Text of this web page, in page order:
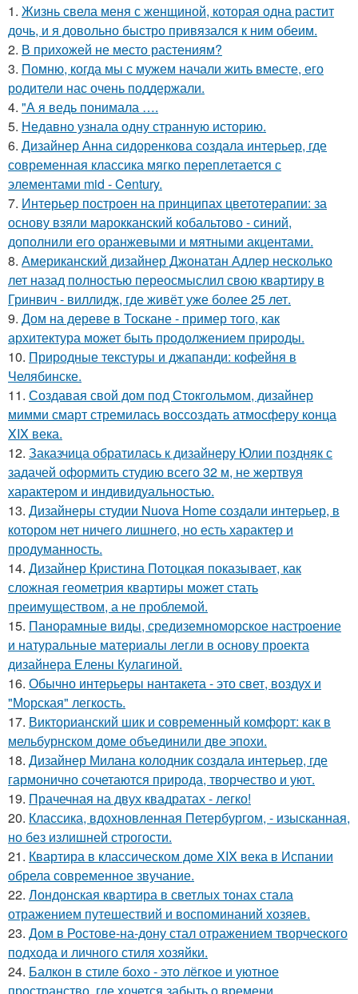
1. Жизнь свела меня с женщиной, которая одна растит
дочь, и я довольно быстро привязался к ним обеим.
2. В прихожей не место растениям?
3. Помню, когда мы с мужем начали жить вместе, его
родители нас очень поддержали.
4. "А я ведь понимала ….
5. Недавно узнала одну странную историю.
6. Дизайнер Анна сидоренкова создала интерьер, где
современная классика мягко переплетается с
элементами mid - Century.
7. Интерьер построен на принципах цветотерапии: за
основу взяли марокканский кобальтово - синий,
дополнили его оранжевыми и мятными акцентами.
8. Американский дизайнер Джонатан Адлер несколько
лет назад полностью переосмыслил свою квартиру в
Гринвич - виллидж, где живёт уже более 25 лет.
9. Дом на дереве в Тоскане - пример того, как
архитектура может быть продолжением природы.
10. Природные текстуры и джапанди: кофейня в
Челябинске.
11. Создавая свой дом под Стокгольмом, дизайнер
мимми смарт стремилась воссоздать атмосферу конца
XIX века.
12. Заказчица обратилась к дизайнеру Юлии поздняк с
задачей оформить студию всего 32 м, не жертвуя
характером и индивидуальностью.
13. Дизайнеры студии Nuova Home создали интерьер, в
котором нет ничего лишнего, но есть характер и
продуманность.
14. Дизайнер Кристина Потоцкая показывает, как
сложная геометрия квартиры может стать
преимуществом, а не проблемой.
15. Панорамные виды, средиземноморское настроение
и натуральные материалы легли в основу проекта
дизайнера Елены Кулагиной.
16. Обычно интерьеры нантакета - это свет, воздух и
"Морская" легкость.
17. Викторианский шик и современный комфорт: как в
мельбурнском доме объединили две эпохи.
18. Дизайнер Милана колодник создала интерьер, где
гармонично сочетаются природа, творчество и уют.
19. Прачечная на двух квадратах - легко!
20. Классика, вдохновленная Петербургом, - изысканная,
но без излишней строгости.
21. Квартира в классическом доме XIX века в Испании
обрела современное звучание.
22. Лондонская квартира в светлых тонах стала
отражением путешествий и воспоминаний хозяев.
23. Дом в Ростове-на-дону стал отражением творческого
подхода и личного стиля хозяйки.
24. Балкон в стиле бохо - это лёгкое и уютное
пространство, где хочется забыть о времени.